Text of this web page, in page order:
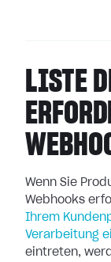
LISTE
Wenn Sie
Webhooks
Ihrem
Verarbeitung
eintreten,